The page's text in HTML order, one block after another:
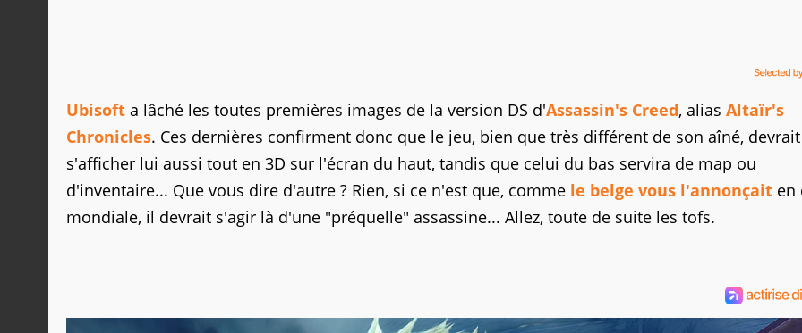
Ubisoft a lâché les toutes premières images de la version DS d'Assassin's Creed, alias Altaïr's
Chronicles. Ces dernières confirment donc que le jeu, bien que très différent de son aîné, devrait
s'afficher lui aussi tout en 3D sur l'écran du haut, tandis que celui du bas servira de map ou
d'inventaire... Que vous dire d'autre ? Rien, si ce n'est que, comme le belge vous l'annonçait en
mondiale, il devrait s'agir là d'une "préquelle" assassine... Allez, toute de suite les tofs.